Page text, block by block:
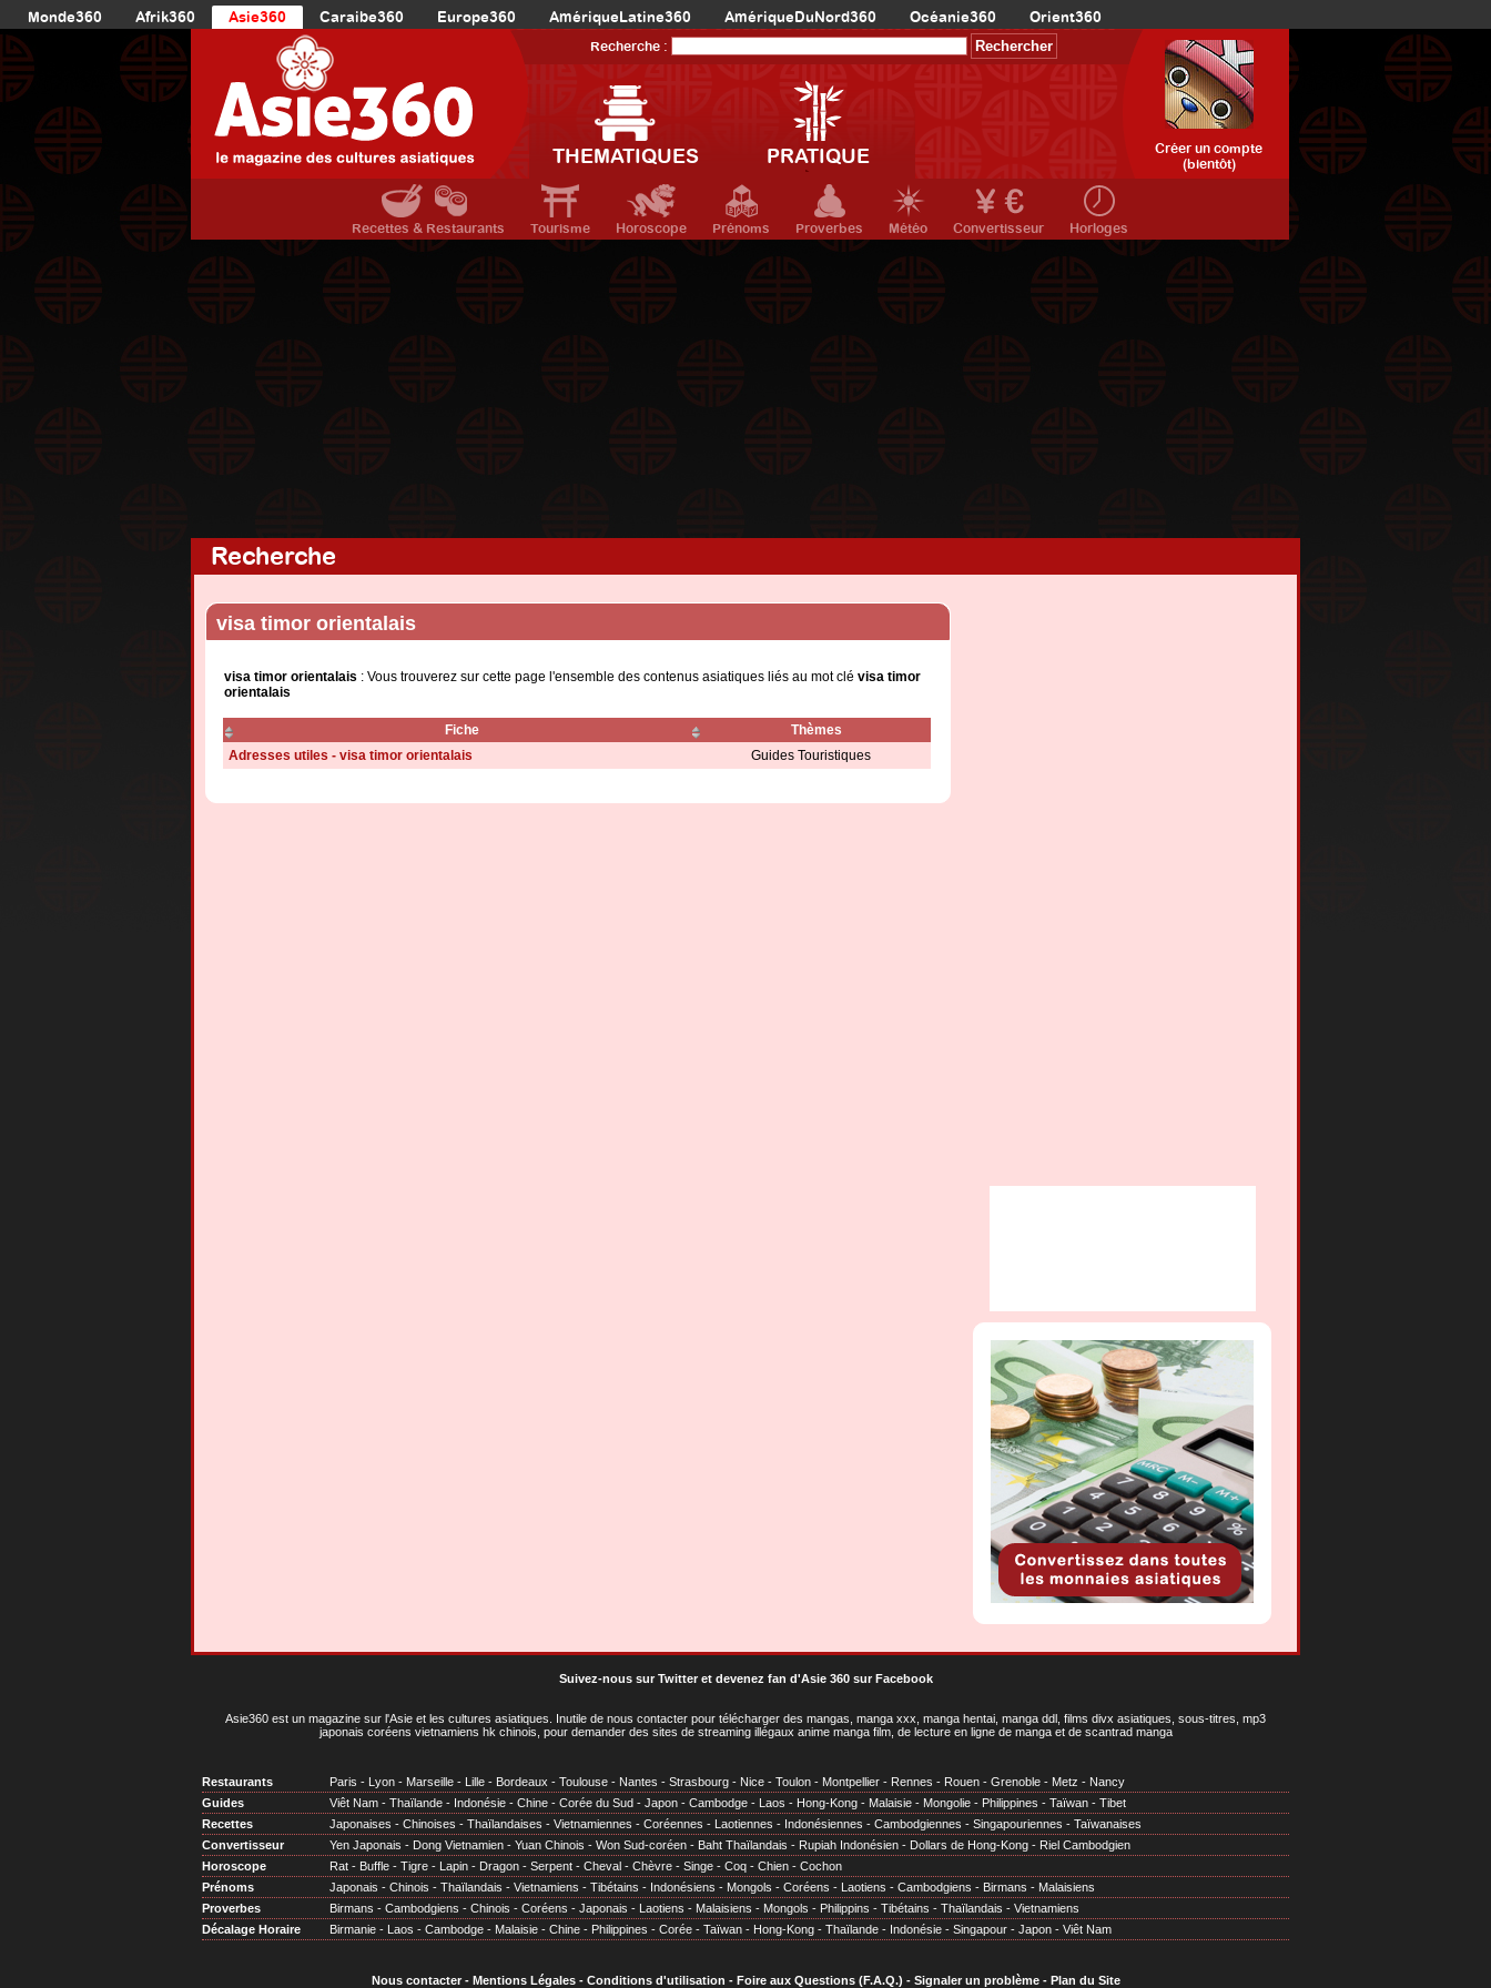
Monde360 Afrik360 Asie360 Caraibe360 Europe360 AmériqueLatine360 AmériqueDuNord360 Océanie360 Orient360
Recherche :
THEMATIQUES PRATIQUE
Créer un compte
(bientôt)
Recettes & Restaurants Tourisme Horoscope Prénoms Proverbes Météo Convertisseur Horloges
Recherche
visa timor orientalais
visa timor orientalais : Vous trouverez sur cette page l'ensemble des contenus asiatiques liés au mot clé visa timor
orientalais
Fiche
Thèmes
Adresses utiles - visa timor orientalais
Guides Touristiques
Suivez-nous sur Twitteret devenez fan d'Asie 360 sur Facebook
Asie360 est un magazine sur l'Asie et les cultures asiatiques . Inutile de nous contacter pour télécharger des mangas, manga xxx, manga hentai, manga ddl, films divx asiatiques, sous-titres, mp3
japonais coréens vietnamiens hk chinois, pour demander des sites de streaming illégaux anime manga film, de lecture en ligne de manga et de scantrad manga
Restaurants Paris - Lyon - Marseille - Lille - Bordeaux - Toulouse - Nantes - Strasbourg - Nice - Toulon - Montpellier - Rennes - Rouen - Grenoble - Metz - Nancy
Guides
Viêt Nam - Thaïlande - Indonésie - Chine - Corée du Sud - Japon - Cambodge - Laos - Hong-Kong - Malaisie - Mongolie - Philippines - Taïwan - Tibet
Recettes
Japonaises - Chinoises - Thaïlandaises - Vietnamiennes - Coréennes - Laotiennes - Indonésiennes - Cambodgiennes - Singapouriennes - Taïwanaises
Convertisseur
Yen Japonais - Dong Vietnamien - Yuan Chinois - Won Sud-coréen - Baht Thaïlandais - Rupiah Indonésien - Dollars de Hong-Kong - Riel Cambodgien
Horoscope
Rat - Buffle - Tigre - Lapin - Dragon - Serpent - Cheval - Chèvre - Singe - Coq - Chien - Cochon
Prénoms
Japonais - Chinois - Thaïlandais - Vietnamiens - Tibétains - Indonésiens - Mongols - Coréens - Laotiens - Cambodgiens - Birmans - Malaisiens
Proverbes
Birmans - Cambodgiens - Chinois - Coréens - Japonais - Laotiens - Malaisiens - Mongols - Philippins - Tibétains - Thaïlandais - Vietnamiens
Décalage Horaire
Birmanie - Laos - Cambodge - Malaisie - Chine - Philippines - Corée - Taïwan - Hong-Kong - Thaïlande - Indonésie - Singapour - Japon - Viêt Nam
Nous contacter- Mentions Légales- Conditions d'utilisation - Foire aux Questions (F.A.Q.) - Signaler un problème- Plan du Site